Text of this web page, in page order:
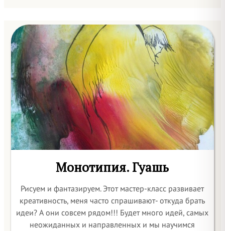
Монотипия. Гуашь
Рисуем и фантазируем. Этот мастер-класс развивает
креативность, меня часто спрашивают- откуда брать
идеи? А они совсем рядом!!! Будет много идей, самых
неожиданных и направленных и мы научимся